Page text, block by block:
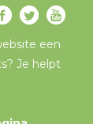
een
Je helpt